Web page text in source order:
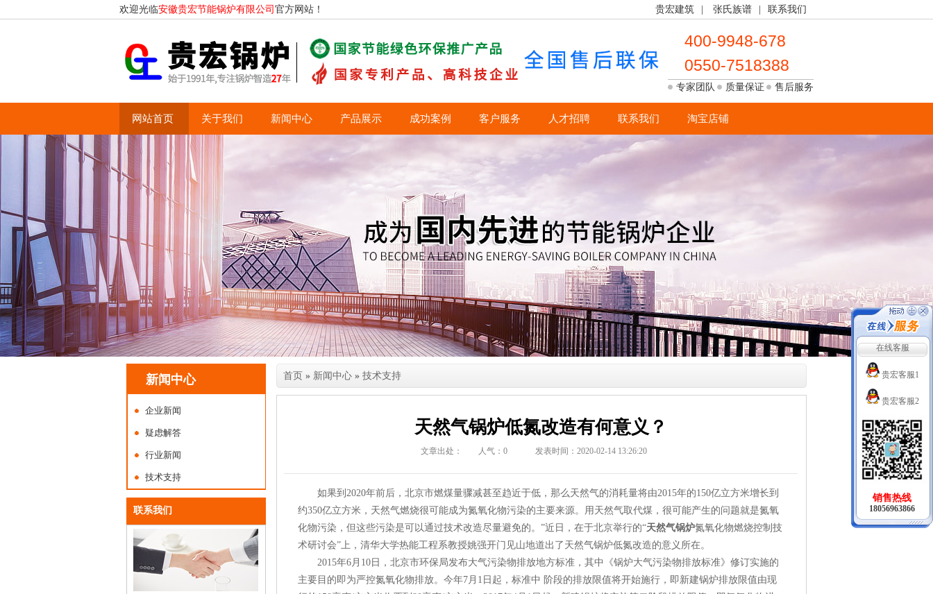
欢迎光临安徽贵宏节能锅炉有限公司 官方网站！ 贵宏建筑 张氏族谱 联系我们
400-9948-678
0550-7518388
专家团队 质量保证 售后服务
网站首页 关于我们 新闻中心 产品展示 成功案例 客户服务 人才招聘 联系我们 淘宝店铺
新闻中心
企业新闻
疑虑解答
行业新闻
技术支持
联系我们
首页 » 新闻中心 » 技术支持
天然气锅炉低氮改造有何意义？
文章出处： 人气： 0 发表时间：2020-02-14 13:26:20
如果到2020年前后，北京市燃煤量骤减甚至趋近于低，那么天然气的消耗量将由2015年的150亿立方米增长到
约350亿立方米，天然气燃烧很可能成为氮氧化物污染的主要来源。用天然气取代煤，很可能产生的问题就是氮氧
化物污染，但这些污染是可以通过技术改造尽量避免的。”近日，在于北京举行的“天然气锅炉氮氧化物燃烧控制技
术研讨会”上，清华大学热能工程系教授姚强开门见山地道出了天然气锅炉低氮改造的意义所在。
2015年6月10日，北京市环保局发布大气污染物排放地方标准，其中《锅炉大气污染物排放标准》修订实施的
主要目的即为严控氮氧化物排放。今年7月1日起，标准中 阶段的排放限值将开始施行，即新建锅炉排放限值由现
在线客服
贵宏客服1
贵宏客服2
销售热线
18056963866